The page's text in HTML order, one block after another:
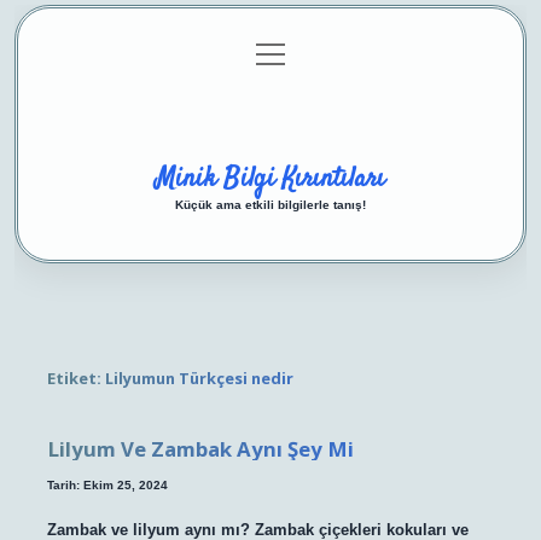
Gizlilik Politikası
menüyü
aç
Minik Bilgi Kırıntıları
Küçük ama etkili bilgilerle tanış!
Etiket: Lilyumun Türkçesi nedir
Lilyum Ve Zambak Aynı Şey Mi
Tarih: Ekim 25, 2024
Zambak ve lilyum aynı mı? Zambak çiçekleri kokuları ve